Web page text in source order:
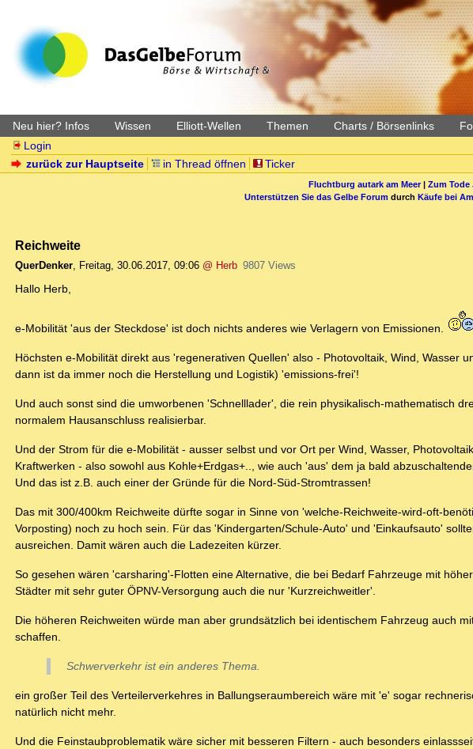
Neu hier? Infos Wissen Elliott-Wellen Themen Charts / Börsenlinks
Login
zurück zur Hauptseite
in Thread öffnen Ticker
Fluchtburg autark am Meer| Zum Tode
Unterstützen Sie das Gelbe Forum durch Käufe bei
Reichweite
QuerDenker, Freitag, 30.06.2017, 09:06 @ Herb 9807 Views
Hallo Herb,
e-Mobilität 'aus der Steckdose' ist doch nichts anderes wie Verlagern von Emissionen.
Höchsten e-Mobilität direkt aus 'regenerativen Quellen' also - Photovoltaik, Wind, Wasser
dann ist da immer noch die Herstellung und Logistik) 'emissions-frei'!
Und auch sonst sind die umworbenen 'Schnelllader', die rein physikalisch-mathematisch
normalem Hausanschluss realisierbar.
Und der Strom für die e-Mobilität - ausser selbst und vor Ort per Wind, Wasser,
Kraftwerken - also sowohl aus Kohle+Erdgas+.., wie auch 'aus' dem ja bald
Und das ist z.B. auch einer der Gründe für die Nord-Süd-Stromtrassen!
Das mit 300/400km Reichweite dürfte sogar in Sinne von 'welche-Reichweite-wird-oft-
Vorposting) noch zu hoch sein. Für das 'Kindergarten/Schule-Auto' und 'Einkaufsauto'
ausreichen. Damit wären auch die Ladezeiten kürzer.
So gesehen wären 'carsharing'-Flotten eine Alternative, die bei Bedarf Fahrzeuge mit
Städter mit sehr guter ÖPNV-Versorgung auch die nur 'Kurzreichweitler'.
Die höheren Reichweiten würde man aber grundsätzlich bei identischem Fahrzeug auch
schaffen.
Schwerverkehr ist ein anderes Thema.
ein großer Teil des Verteilerverkehres in Ballungseraumbereich wäre mit 'e' sogar
natürlich nicht mehr.
Und die Feinstaubproblematik wäre sicher mit besseren Filtern - auch besonders